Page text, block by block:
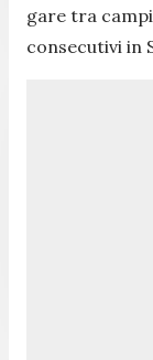
gare tra
consecutivi in